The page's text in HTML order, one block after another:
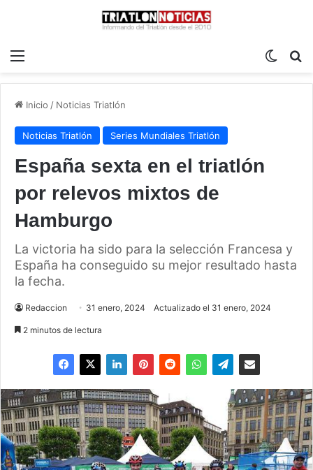
Inicio / Noticias Triatlón
Noticias Triatlón Series Mundiales Triatlón
España sexta en el triatlón
por relevos mixtos de
Hamburgo
La victoria ha sido para la selección Francesa y
España ha conseguido su mejor resultado hasta
la fecha.
Redaccion 31 enero, 2024 Actualizado el 31 enero, 2024
2 minutos de lectura